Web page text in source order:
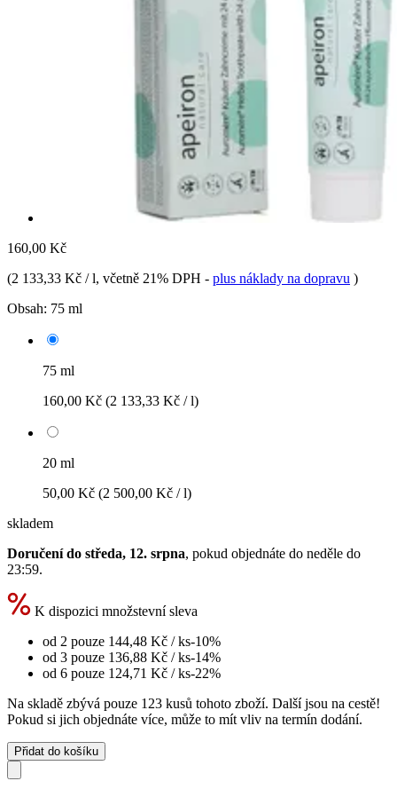
160,00 Kč
(2 133,33 Kč / l, včetně 21% DPH - plus náklady na dopravu )
Obsah: 75 ml
75 ml
160,00 Kč (2 133,33 Kč / l)
20 ml
50,00 Kč (2 500,00 Kč / l)
skladem
Doručení do středa, 12. srpna, pokud objednáte do neděle do
23:59.
K dispozici množstevní sleva
od 2 pouze 144,48 Kč / ks-10%
od 3 pouze 136,88 Kč / ks-14%
od 6 pouze 124,71 Kč / ks-22%
Na skladě zbývá pouze 123 kusů tohoto zboží. Další jsou na cestě!
Pokud si jich objednáte více, může to mít vliv na termín dodání.
Přidat do košíku